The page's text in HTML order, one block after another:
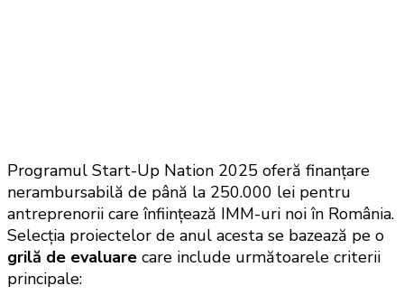
Programul Start-Up Nation 2025 oferă finanțare
nerambursabilă de până la 250.000 lei pentru
antreprenorii care înființează IMM-uri noi în România.
Selecția proiectelor de anul acesta se bazează pe o
grilă de evaluare care include următoarele criterii
principale: